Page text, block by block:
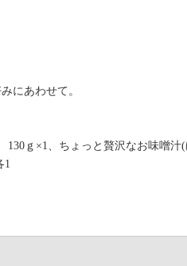
にあわせて。
ｇ×1、ちょっと贅沢なお味噌汁
1